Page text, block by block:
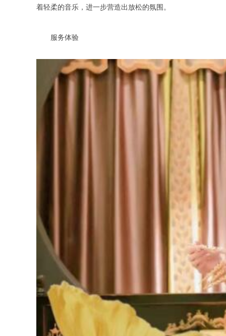
着轻柔的音乐，进一步营造出放松的氛围。
服务体验